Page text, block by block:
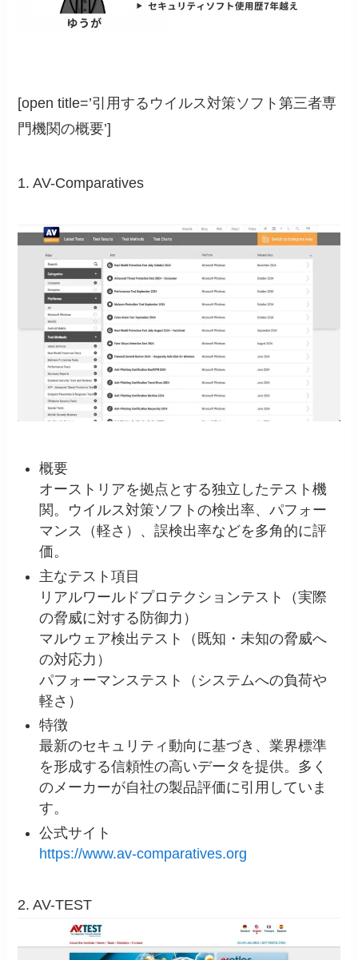
[open title=’引用するウイルス対策ソフト第三者専
門機関の概要’]
1. AV-Comparatives
概要
オーストリアを拠点とする独立したテスト機
関。ウイルス対策ソフトの検出率、パフォー
マンス（軽さ）、誤検出率などを多角的に評
価。
主なテスト項目
リアルワールドプロテクションテスト（実際
の脅威に対する防御力）
マルウェア検出テスト（既知・未知の脅威へ
の対応力）
パフォーマンステスト（システムへの負荷や
軽さ）
特徴
最新のセキュリティ動向に基づき、業界標準
を形成する信頼性の高いデータを提供。多く
のメーカーが自社の製品評価に引用していま
す。
公式サイト
https://www.av-comparatives.org
2. AV-TEST